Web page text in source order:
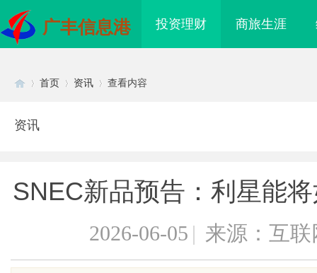
广丰信息港 投资理财 商旅生涯
首页 资讯 查看内容
资讯
SNEC新品预告：利星能
2026-06-05 | 来源：互联